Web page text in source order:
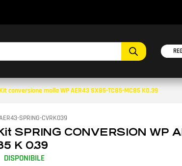
automaticamente gli altri filtri disponibili.
conversione molla WP AER43 SX85-TC85-MC85 K0.39
SPRING-CVRK039
SPRING CONVERSION WP
K 0.39
DISPONIBILE